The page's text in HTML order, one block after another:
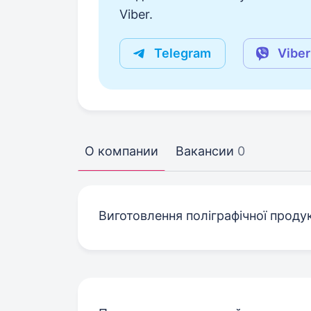
Viber.
Telegram Viber
О компании Вакансии 0
Виготовлення поліграфічної